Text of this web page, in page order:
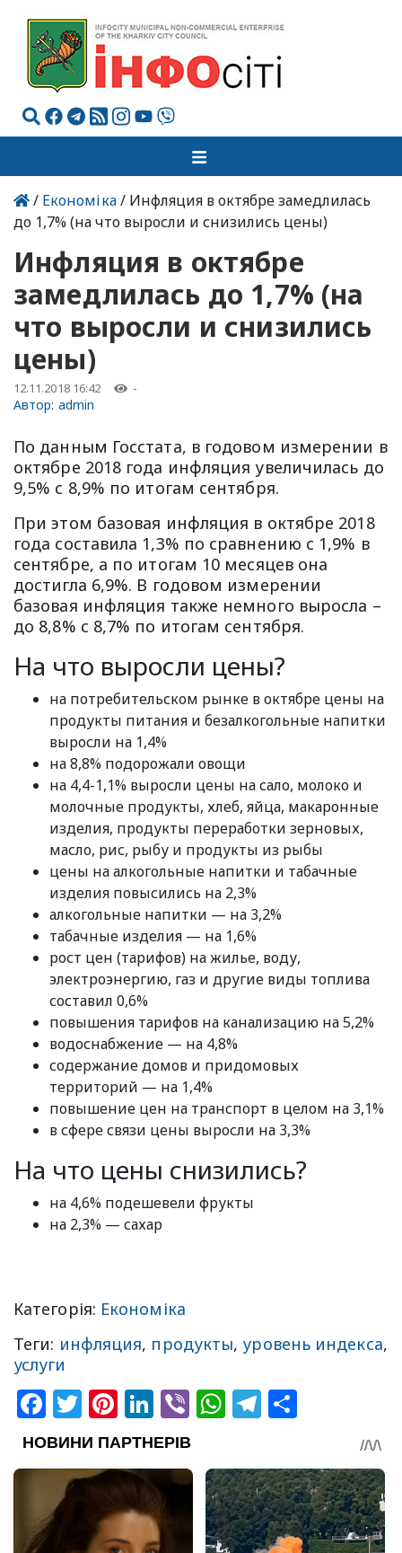
/ Економіка/ Инфляция в октябре замедлилась
до 1,7% (на что выросли и снизились цены)
Инфляция в октябре
замедлилась до 1,7% (на
что выросли и снизились
цены)
12.11.2018 16:42 -
Автор: admin
По данным Госстата, в годовом измерении в
октябре 2018 года инфляция увеличилась до
9,5% с 8,9% по итогам сентября.
При этом базовая инфляция в октябре 2018
года составила 1,3% по сравнению с 1,9% в
сентябре, а по итогам 10 месяцев она
достигла 6,9%. В годовом измерении
базовая инфляция также немного выросла –
до 8,8% с 8,7% по итогам сентября.
На что выросли цены?
на потребительском рынке в октябре цены на
продукты питания и безалкогольные напитки
выросли на 1,4%
на 8,8% подорожали овощи
на 4,4-1,1% выросли цены на сало, молоко и
молочные продукты, хлеб, яйца, макаронные
изделия, продукты переработки зерновых,
масло, рис, рыбу и продукты из рыбы
цены на алкогольные напитки и табачные
изделия повысились на 2,3%
алкогольные напитки — на 3,2%
табачные изделия — на 1,6%
рост цен (тарифов) на жилье, воду,
электроэнергию, газ и другие виды топлива
составил 0,6%
повышения тарифов на канализацию на 5,2%
водоснабжение — на 4,8%
содержание домов и придомовых
территорий — на 1,4%
повышение цен на транспорт в целом на 3,1%
в сфере связи цены выросли на 3,3%
На что цены снизились?
на 4,6% подешевели фрукты
на 2,3% — сахар
Категорія: Економіка
Теги: инфляция, продукты, уровень индекса,
услуги
Facebook
Twitter
Pinterest
LinkedIn
ViberWhatsApp
Telegram